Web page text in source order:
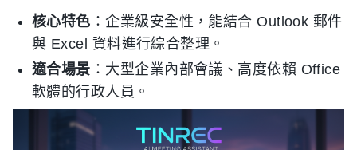
核心特色 ：企業級安全性，能結合 Outlook 郵件
與 Excel 資料進行綜合整理。
適合場景 ：大型企業內部會議、高度依賴 Office
軟體的行政人員。